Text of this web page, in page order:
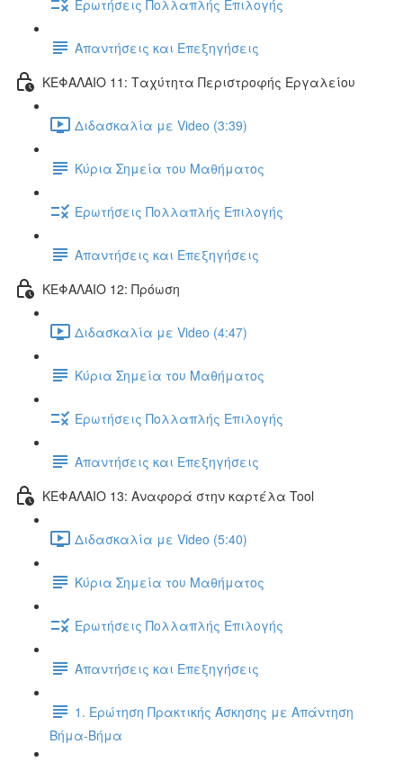
Ερωτήσεις Πολλαπλής Επιλογής
Απαντήσεις και Επεξηγήσεις
ΚΕΦΑΛΑΙΟ 11: Ταχύτητα Περιστροφής Εργαλείου
Διδασκαλία με Video (3:39)
Κύρια Σημεία του Μαθήματος
Ερωτήσεις Πολλαπλής Επιλογής
Απαντήσεις και Επεξηγήσεις
ΚΕΦΑΛΑΙΟ 12: Πρόωση
Διδασκαλία με Video (4:47)
Κύρια Σημεία του Μαθήματος
Ερωτήσεις Πολλαπλής Επιλογής
Απαντήσεις και Επεξηγήσεις
ΚΕΦΑΛΑΙΟ 13: Αναφορά στην καρτέλα Tool
Διδασκαλία με Video (5:40)
Κύρια Σημεία του Μαθήματος
Ερωτήσεις Πολλαπλής Επιλογής
Απαντήσεις και Επεξηγήσεις
1. Ερώτηση Πρακτικής Άσκησης με Απάντηση
Βήμα-Βήμα